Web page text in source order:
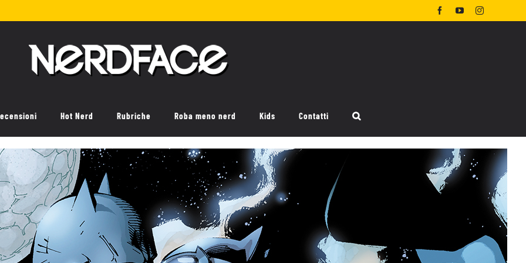
FacebookYouTubeInstagram
Hot Nerd Rubriche Roba meno nerd Kids Contatti